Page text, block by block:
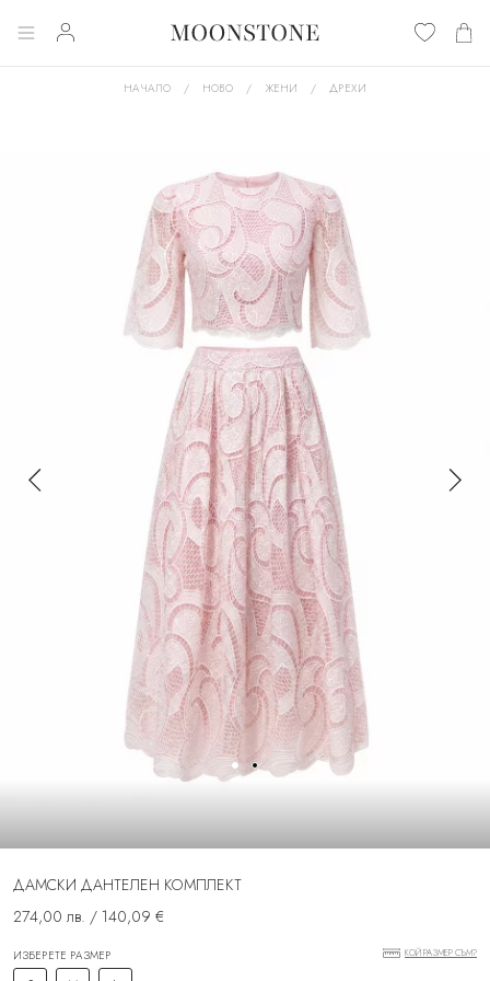
НАЧАЛО НОВО ЖЕНИ ДРЕХИ
ДАМСКИ ДАНТЕЛЕН КОМПЛЕКТ
274,00 лв. / 140,09 €
ИЗБЕРЕТЕ РАЗМЕР КОЙ РАЗМЕР СЪМ?